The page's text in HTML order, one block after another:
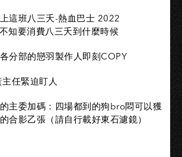
這班八三夭-熱血巴士 2022
知要消費八三夭到什麼時候
分部的戀羽製作人即刻COPY
任緊迫盯人
主委加碼：四場都到的狗bro悶可以獲
合影乙張（請自行載好東石濾鏡）